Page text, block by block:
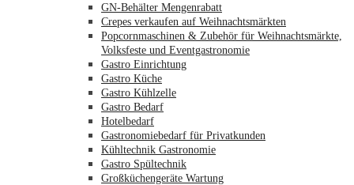
GN-Behälter Mengenrabatt
Crepes verkaufen auf Weihnachtsmärkten
Popcornmaschinen & Zubehör für Weihnachtsmärkte,
Volksfeste und Eventgastronomie
Gastro Einrichtung
Gastro Küche
Gastro Kühlzelle
Gastro Bedarf
Hotelbedarf
Gastronomiebedarf für Privatkunden
Kühltechnik Gastronomie
Gastro Spültechnik
Großküchengeräte Wartung